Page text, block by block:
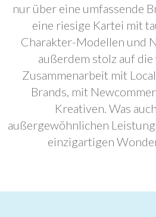
nur über eine umfassende
eine riesige Kartei mit
Charakter-Modellen und
außerdem stolz auf
Zusammenarbeit mit
Brands, mit
Kreativen. Was
außergewöhnlichen
einzigartigen